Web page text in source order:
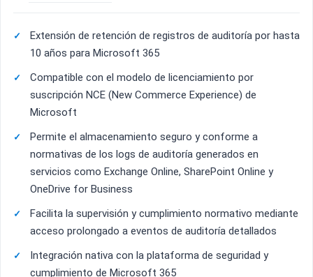
Extensión de retención de registros de auditoría por hasta
10 años para Microsoft 365
Compatible con el modelo de licenciamiento por
suscripción NCE (New Commerce Experience) de
Microsoft
Permite el almacenamiento seguro y conforme a
normativas de los logs de auditoría generados en
servicios como Exchange Online, SharePoint Online y
OneDrive for Business
Facilita la supervisión y cumplimiento normativo mediante
acceso prolongado a eventos de auditoría detallados
Integración nativa con la plataforma de seguridad y
cumplimiento de Microsoft 365